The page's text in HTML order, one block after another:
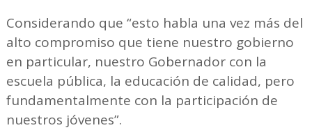
Considerando que “esto habla una vez más del
alto compromiso que tiene nuestro gobierno
en particular, nuestro Gobernador con la
escuela pública, la educación de calidad, pero
fundamentalmente con la participación de
nuestros jóvenes”.